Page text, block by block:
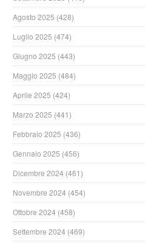
Agosto 2025 (428)
Luglio 2025 (474)
Giugno 2025 (443)
Maggio 2025 (484)
Aprile 2025 (424)
Marzo 2025 (441)
Febbraio 2025 (436)
Gennaio 2025 (456)
Dicembre 2024 (461)
Novembre 2024 (454)
Ottobre 2024 (458)
Settembre 2024 (469)